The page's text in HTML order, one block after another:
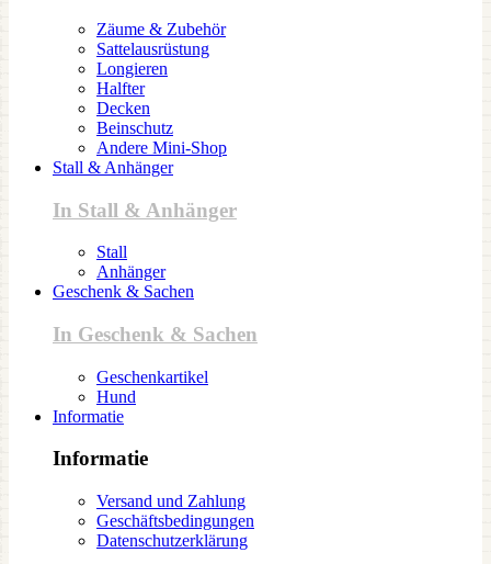
Zäume & Zubehör
Sattelausrüstung
Longieren
Halfter
Decken
Beinschutz
Andere Mini-Shop
Stall & Anhänger
In Stall & Anhänger
Stall
Anhänger
Geschenk & Sachen
In Geschenk & Sachen
Geschenkartikel
Hund
Informatie
Informatie
Versand und Zahlung
Geschäftsbedingungen
Datenschutzerklärung